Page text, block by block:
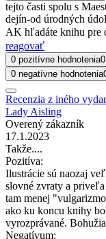
tejto časti spolu s
dejín-od úrodných
AK hľadáte knihu pre
reagovať
0 pozitívne hodnotenia0
0 negatívne hodnotenia
Recenzia z iného
Lady Aisling
Overený zákazník
17.1.2023
Takže....
Pozitíva:
Ilustrácie sú naozaj
slovné zvraty a
tam menej
ako ku koncu knihy
vyrozprávané.
Negatívum: